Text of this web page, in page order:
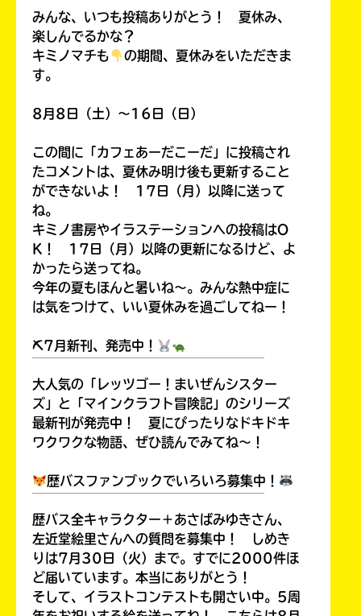
みんな、いつも投稿ありがとう！ 夏休み、
楽しんでるかな？
キミノマチも
の期間、夏休みをいただきま
す。
8月8日（土）～16日（日）
この間に「カフェあーだこーだ」に投稿され
たコメントは、夏休み明け後も更新すること
ができないよ！ 17日（月）以降に送って
ね。
キミノ書房やイラステーションへの投稿はO
K！ 17日（月）以降の更新になるけど、よ
かったら送ってね。
今年の夏もほんと暑いね～。みんな熱中症に
は気をつけて、いい夏休みを過ごしてねー！
⛏7月新刊、発売中！
大人気の「レッツゴー！まいぜんシスター
ズ」と「マインクラフト冒険記」のシリーズ
最新刊が発売中！ 夏にぴったりなドキドキ
ワクワクな物語、ぜひ読んでみてね～！
歴バスファンブックでいろいろ募集中！
歴バス全キャラクター＋あさばみゆきさん、
左近堂絵里さんへの質問を募集中！ しめき
りは7月30日（火）まで。すでに2000件ほ
ど届いています。本当にありがとう！
そして、イラストコンテストも開さい中。5周